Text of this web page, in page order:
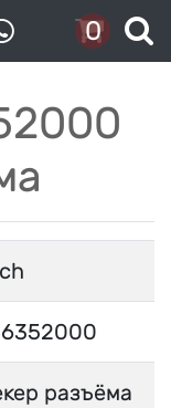
0
разъёма